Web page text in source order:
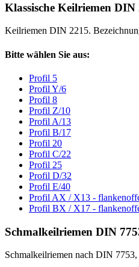
Klassische Keilriemen DIN
Keilriemen DIN 2215.
Bitte wählen Sie aus:
Profil 5
Profil Y/6
Profil 8
Profil Z/10
Profil A/13
Profil B/17
Profil 20
Profil C/22
Profil 25
Profil D/32
Profil E/40
Profil AX / X13 -
Profil BX / X17 -
Schmalkeilriemen DIN
Schmalkeilriemen nach DIN